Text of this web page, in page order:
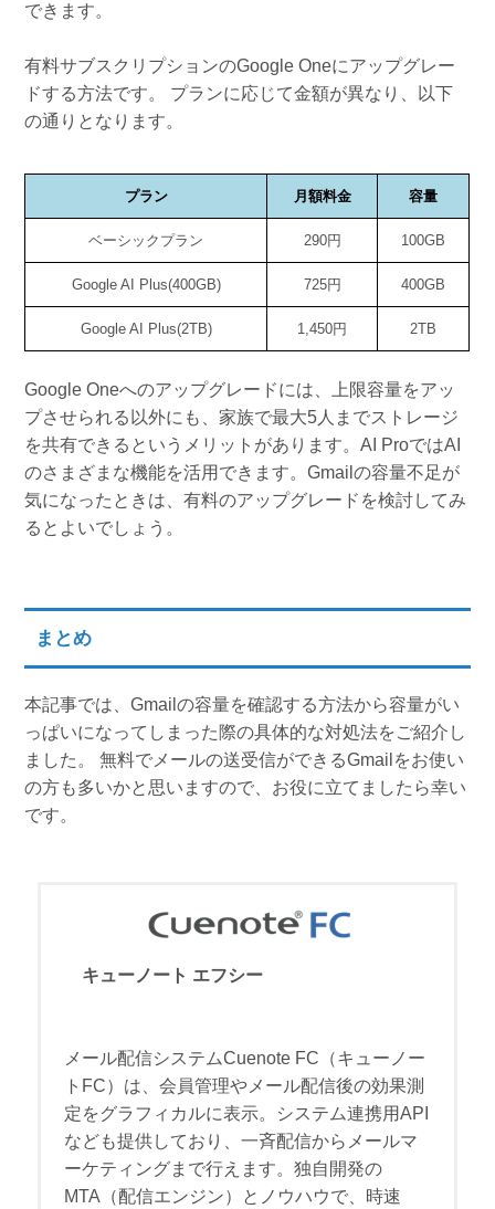
できます。
有料サブスクリプションのGoogle Oneにアップグレー
ドする方法です。 プランに応じて金額が異なり、以下
の通りとなります。
プラン 月額料金 容量
ベーシックプラン 290円 100GB
Google AI Plus(400GB) 725円 400GB
Google AI Plus(2TB) 1,450円 2TB
Google Oneへのアップグレードには、上限容量をアッ
プさせられる以外にも、家族で最大5人までストレージ
を共有できるというメリットがあります。AI ProではAI
のさまざまな機能を活用できます。Gmailの容量不足が
気になったときは、有料のアップグレードを検討してみ
るとよいでしょう。
まとめ
本記事では、Gmailの容量を確認する方法から容量がい
っぱいになってしまった際の具体的な対処法をご紹介し
ました。 無料でメールの送受信ができるGmailをお使い
の方も多いかと思いますので、お役に立てましたら幸い
です。
キューノート エフシー
メール配信システムCuenote FC（キューノー
トFC）は、会員管理やメール配信後の効果測
定をグラフィカルに表示。システム連携用API
なども提供しており、一斉配信からメールマ
ーケティングまで行えます。独自開発の
MTA（配信エンジン）とノウハウで、時速